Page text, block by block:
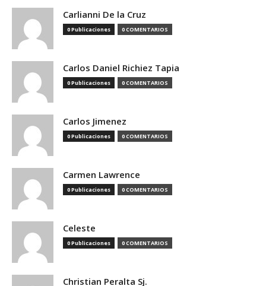
Carlianni De la Cruz
0 Publicaciones 0 COMENTARIOS
Carlos Daniel Richiez Tapia
0 Publicaciones 0 COMENTARIOS
Carlos Jimenez
0 Publicaciones 0 COMENTARIOS
Carmen Lawrence
0 Publicaciones 0 COMENTARIOS
Celeste
0 Publicaciones 0 COMENTARIOS
Christian Peralta Sj.